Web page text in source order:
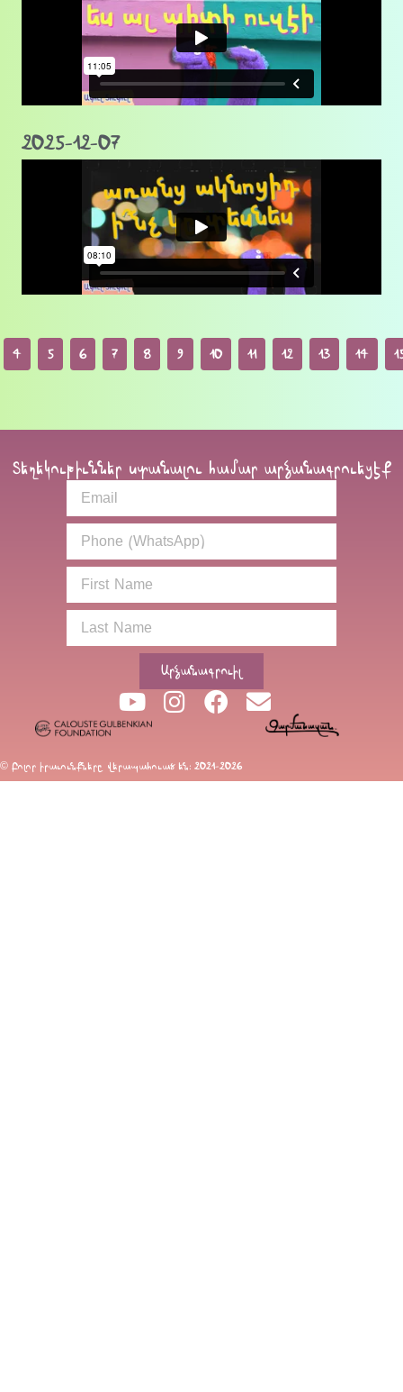
2025-12-07
4 5 6 7 8 9 10 11 12 13 14
Տեղեկութիւններ ստանալու համար արձանագրուեցէք
Արձանագրուիլ
© Բոլոր իրաւունքները վերապահուած են։ 2021-2026